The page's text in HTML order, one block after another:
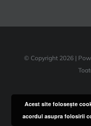
© Copyright 2026 |
Acest site foloseşte
acordul asupra folosirii